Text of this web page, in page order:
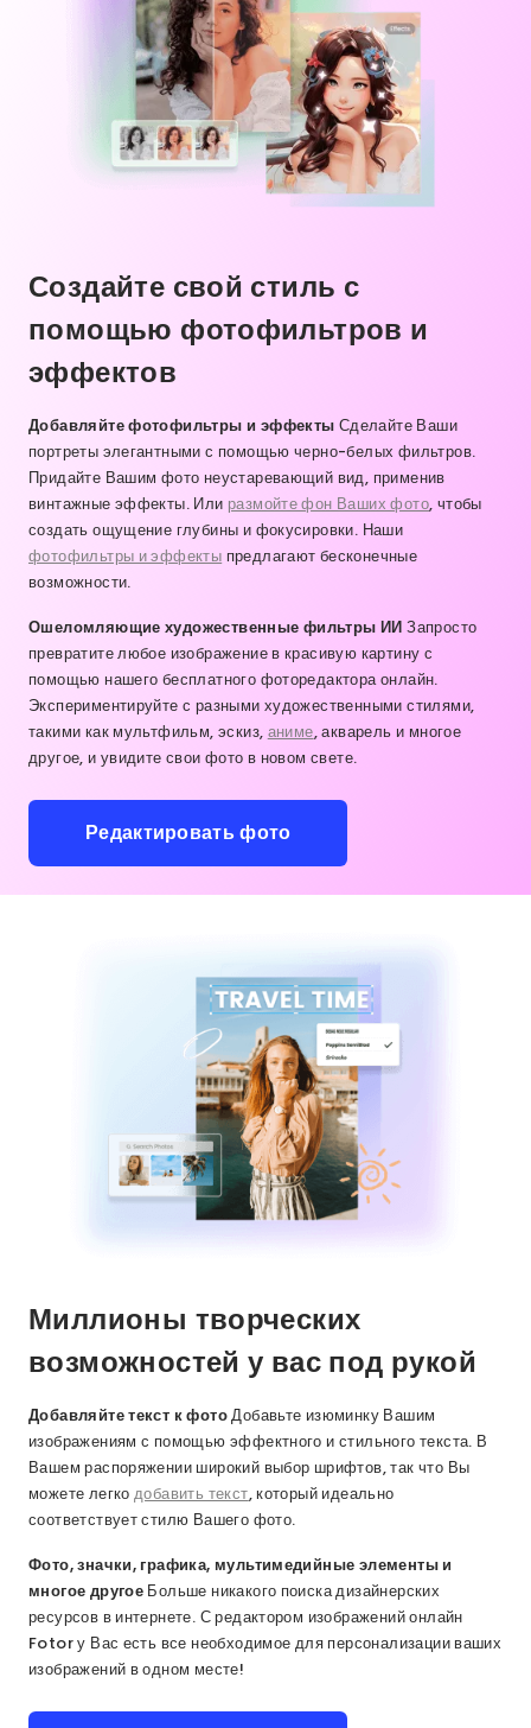
Создайте свой стиль с
помощью фотофильтров и
эффектов
Добавляйте фотофильтры и эффекты Сделайте Ваши
портреты элегантными с помощью черно-белых фильтров.
Придайте Вашим фото неустаревающий вид, применив
винтажные эффекты. Или размойте фон Ваших фото, чтобы
создать ощущение глубины и фокусировки. Наши
фотофильтры и эффекты предлагают бесконечные
возможности.
Ошеломляющие художественные фильтры ИИЗапросто
превратите любое изображение в красивую картину с
помощью нашего бесплатного фоторедактора онлайн.
Экспериментируйте с разными художественными стилями,
такими как мультфильм, эскиз, аниме, акварель и многое
другое, и увидите свои фото в новом свете.
Редактировать фото
Миллионы творческих
возможностей у вас под рукой
Добавляйте текст к фотоДобавьте изюминку Вашим
изображениям с помощью эффектного и стильного текста. В
Вашем распоряжении широкий выбор шрифтов, так что Вы
можете легкодобавить текст, который идеально
соответствует стилю Вашего фото.
Фото, значки, графика, мультимедийные элементы и
многое другое Больше никакого поиска дизайнерских
ресурсов в интернете. С редактором изображений онлайн
Fotor у Вас есть все необходимое для персонализации ваших
изображений в одном месте!